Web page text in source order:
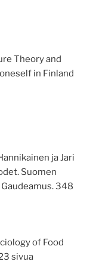
Theory and
in Finland
ja Jari
Suomen
348
of Food
sivua